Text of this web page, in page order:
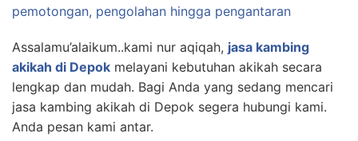
pemotongan, pengolahan hingga pengantaran
Assalamu’alaikum..kami nur aqiqah, jasa kambing
akikah di Depok melayani kebutuhan akikah secara
lengkap dan mudah. Bagi Anda yang sedang mencari
jasa kambing akikah di Depok segera hubungi kami.
Anda pesan kami antar.